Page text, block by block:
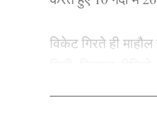
विकेट गिरते ही
U-19